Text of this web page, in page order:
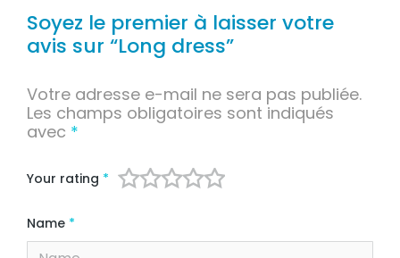
Soyez le premier à laisser votre
avis sur “Long dress”
Votre adresse e-mail ne sera pas publiée.
Les champs obligatoires sont indiqués
avec *
Your rating *
Name *